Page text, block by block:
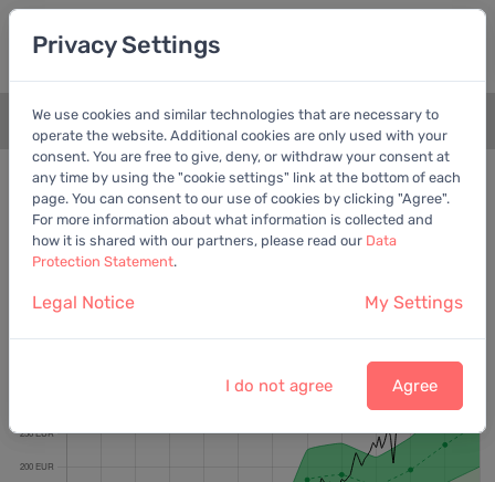
+
Bewertungschart Bereinigter Gewinn
Empfohlen: EV/EBITDA
Siemens AG 279,80 EUR vom7.8.2026
Privacy Settings
We use cookies and similar technologies that are necessary to
operate the website. Additional cookies are only used with your
consent. You are free to give, deny, or withdraw your consent at
any time by using the "cookie settings" link at the bottom of each
page. You can consent to our use of cookies by clicking "Agree".
For more information about what information is collected and
how it is shared with our partners, please read our Data
Protection Statement.
Legal Notice My Settings
I do not agree Agree